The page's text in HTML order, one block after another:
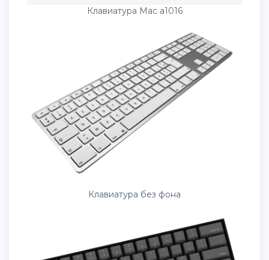
Клавиатура Mac a1016
Клавиатура без фона